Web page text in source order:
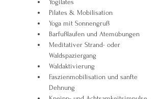
Yogilates
Pilates & Mobilisation
Yoga mit Sonnengruß
Barfußlaufen und Atemübungen
Meditativer Strand- oder
Waldspaziergang
Waldaktivierung
Faszienmobilisation und sanfte
Dehnung